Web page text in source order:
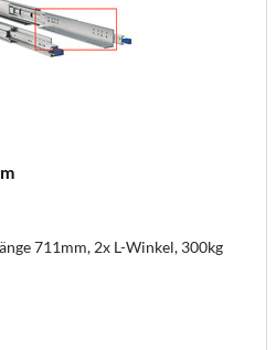
711mm, 2x L-Winkel, 300kg